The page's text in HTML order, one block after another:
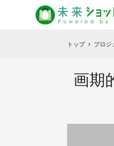
トップ chevron_right プロジ
画期